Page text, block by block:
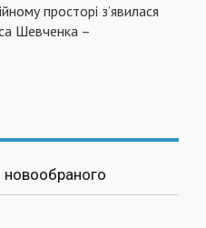
просторі з’явилася
Шевченка –
новообраного